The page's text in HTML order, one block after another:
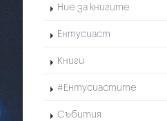
Ние за книгите
Ентусиаст
Книги
#Ентусиастите
Събития